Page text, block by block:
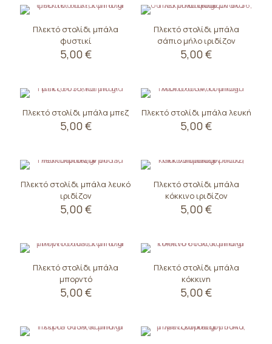
μπορούν
επιλεγούν
στη
σελίδα
να
στη
σελίδα
του
through
3,00 €
προϊόν
πολλαπλές
παραλλαγές.
Οι
να
στη
σελίδα
προϊόν
πολλαπλές
παραλλαγές.
Οι
να
στη
σελίδα
Πλεκτό στολίδι μπάλα
φυστικί
5,00 €
Πλεκτό στολίδι μπάλα
σάπιο μήλο ιριδίζον
5,00€
Πλεκτό στολίδι μπάλα μπεζ
5,00 €
Πλεκτό στολίδι μπάλα λευκή
5,00€
Πλεκτό στολίδι μπάλα λευκό
ιριδίζον
5,00 €
Πλεκτό στολίδι μπάλα
κόκκινο ιριδίζον
5,00€
Πλεκτό στολίδι μπάλα
μπορντό
5,00 €
Πλεκτό στολίδι μπάλα
κόκκινη
5,00€